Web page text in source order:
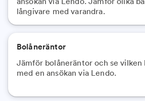
långivare med varandra.
Bolåneräntor
Jämför bolåneräntor och se vilken
med en ansökan via Lendo.